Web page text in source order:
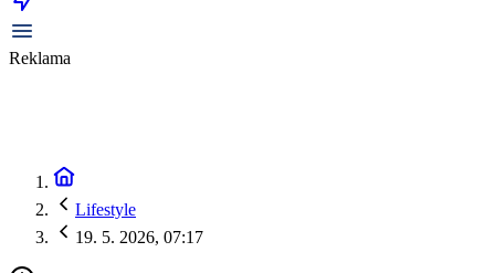
Reklama
Lifestyle
19. 5. 2026, 07:17